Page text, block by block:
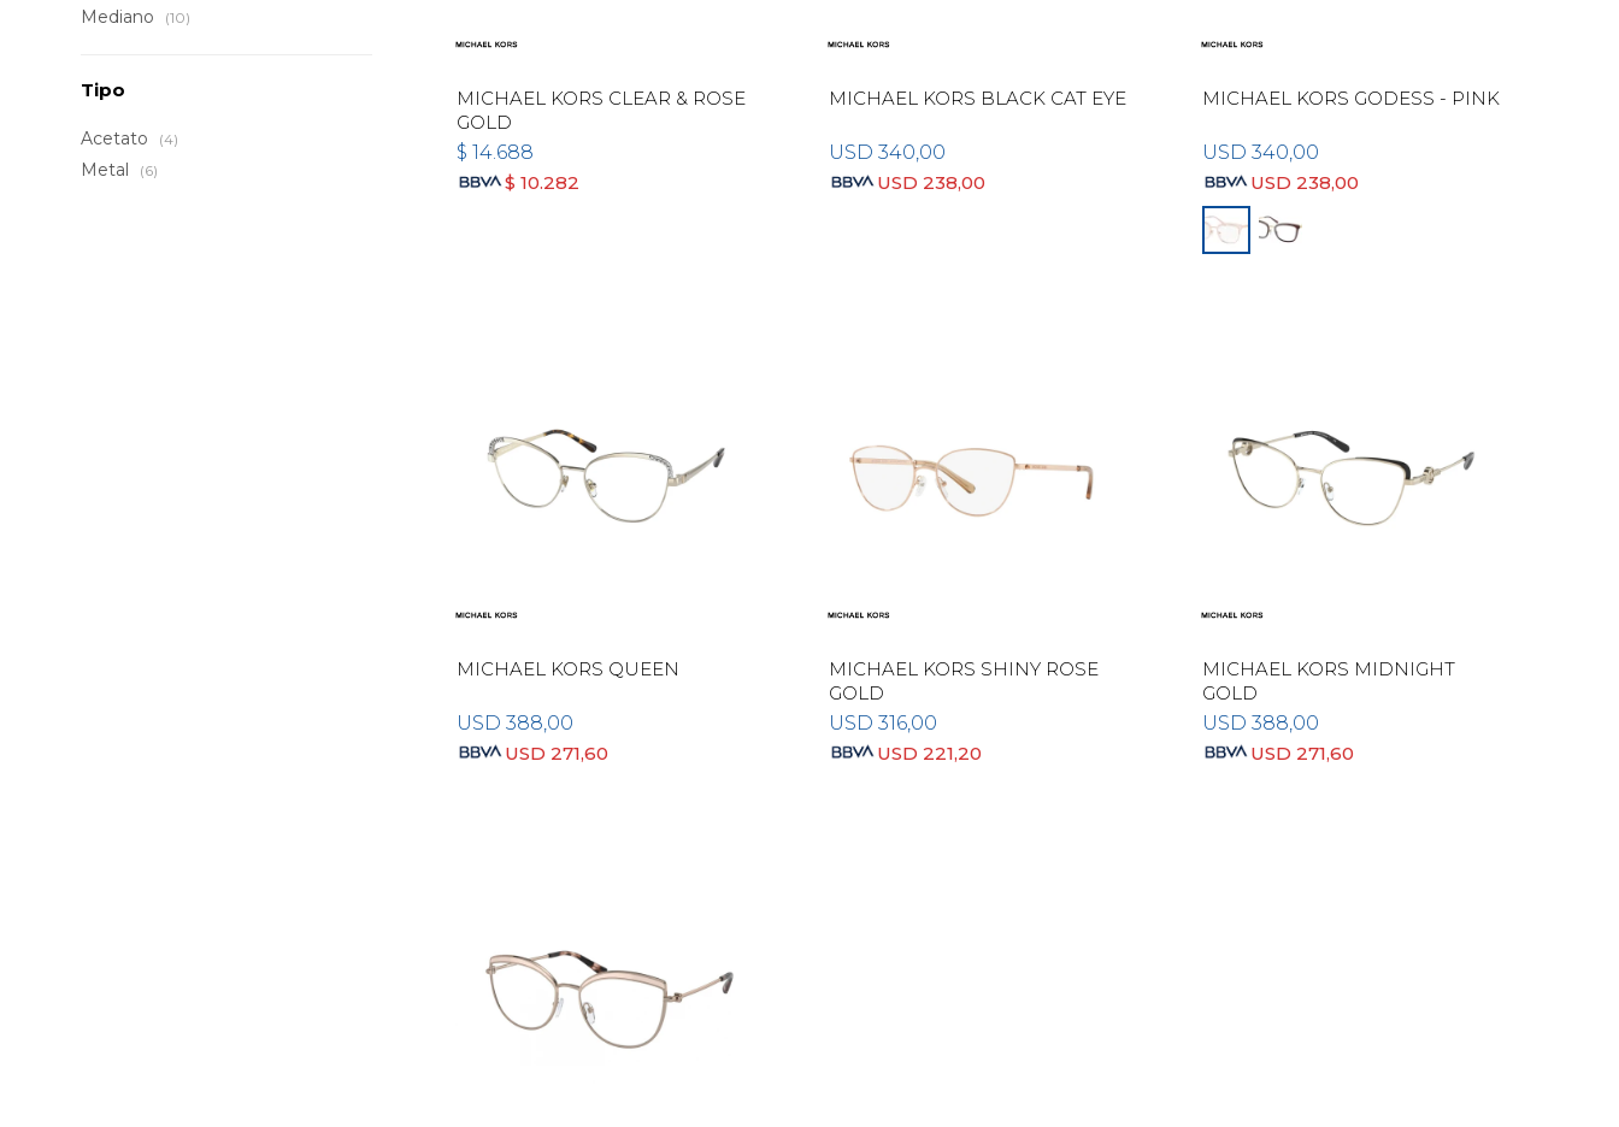
MICHAEL KORS CLEAR & ROSE
GOLD
$ 14.688
$ 10.282
MICHAEL KORS BLACK CAT EYE
USD 340,00
USD 238,00
MICHAEL KORS GODESS - PINK
USD 340,00
USD 238,00
MICHAEL KORS QUEEN
USD 388,00
USD 271,60
MICHAEL KORS SHINY ROSE
GOLD
USD 316,00
USD 221,20
MICHAEL KORS MIDNIGHT
GOLD
USD 388,00
USD 271,60
Mediano (10)
Tipo
Acetato (4)
Metal (6)